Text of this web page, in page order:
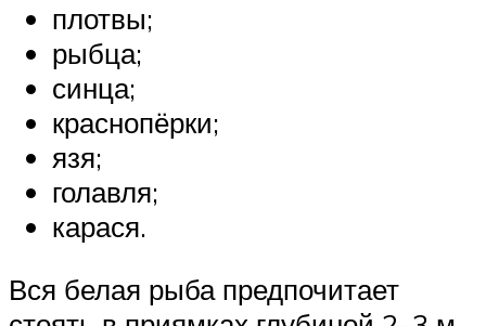
плотвы;
рыбца;
синца;
краснопёрки;
язя;
голавля;
карася.
Вся белая рыба предпочитает